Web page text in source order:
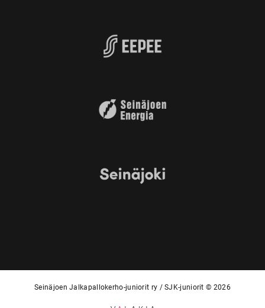
Seinäjoen Jalkapallokerho-juniorit ry / SJK-juniorit © 2026